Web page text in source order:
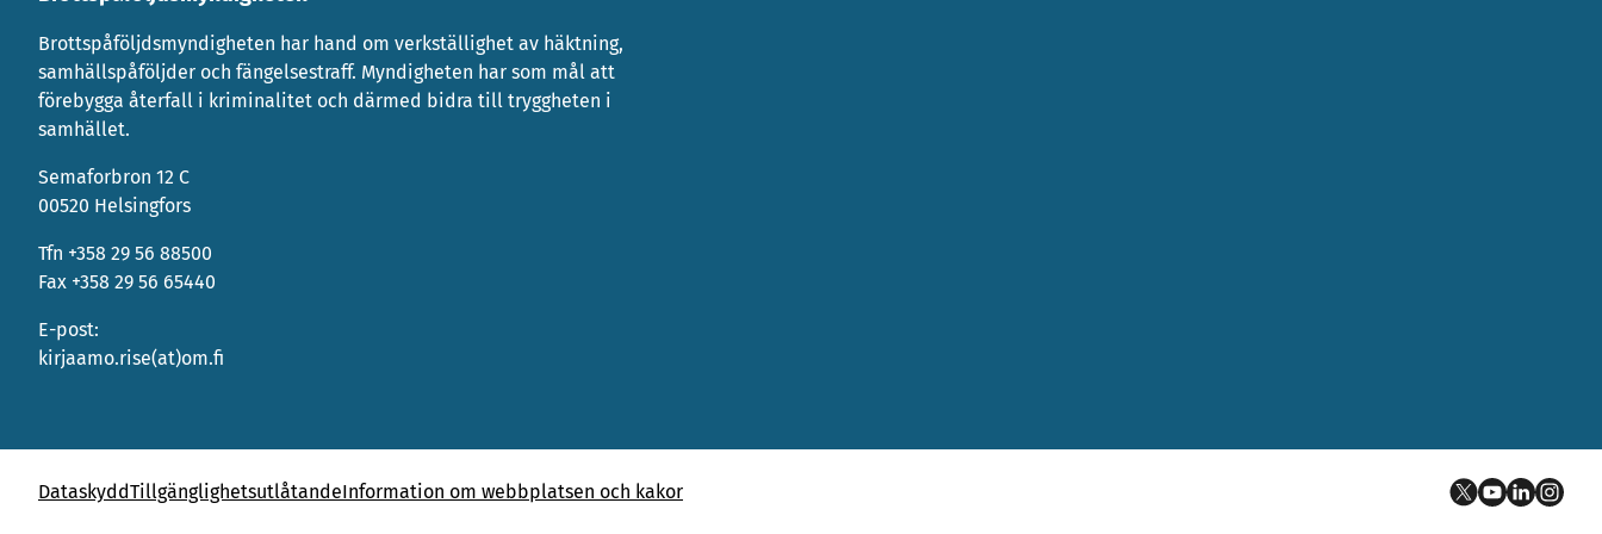
Brottspåföljdsmyndigheten har hand om verkställighet av häktning,
samhällspåföljder och fängelsestraff. Myndigheten har som mål att
förebygga återfall i kriminalitet och därmed bidra till tryggheten i
samhället.
Semaforbron 12 C
00520 Helsingfors
Tfn +358 29 56 88500
Fax +358 29 56 65440
E-post:
kirjaamo.rise(at)om.fi
DataskyddTillgänglighetsutlåtandeInformation om webbplatsen och kakor